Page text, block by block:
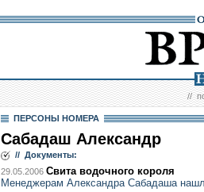
//
ПЕРСОНЫ НОМЕРА
Сабадаш Александр
// Документы:
29.05.2006 Свита водочного короля
Менеджерам Александра Сабадаша